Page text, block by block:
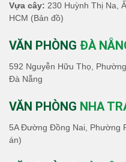
Vựa cây: 230 Huỳnh Thị Na,
HCM (Bản đồ)
VĂN PHÒNG ĐÀ
592 Nguyễn Hữu Thọ,
Đà Nẵng
VĂN PHÒNG NHA
5A Đường Đồng Nai, Phường
án)